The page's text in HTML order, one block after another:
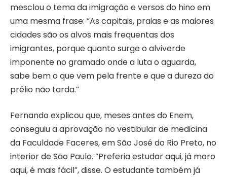
mesclou o tema da imigração e versos do hino em
uma mesma frase: “As capitais, praias e as maiores
cidades são os alvos mais frequentas dos
imigrantes, porque quanto surge o alviverde
imponente no gramado onde a luta o aguarda,
sabe bem o que vem pela frente e que a dureza do
prélio não tarda.”
Fernando explicou que, meses antes do Enem,
conseguiu a aprovação no vestibular de medicina
da Faculdade Faceres, em São José do Rio Preto, no
interior de São Paulo. “Preferia estudar aqui, já moro
aqui, é mais fácil”, disse. O estudante também já